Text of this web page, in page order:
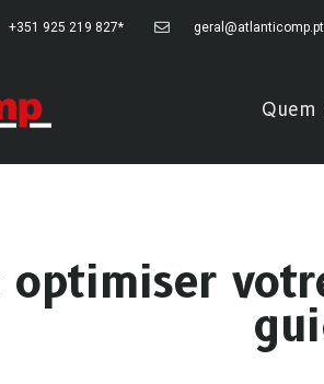
+351 925 219 827* geral@atlanticomp.pt
Quem
optimiser